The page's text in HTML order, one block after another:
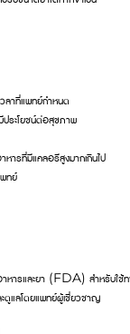
ลาที่แพทย์กำหนด
ระโยชน์ต่อสุขภาพ
หารที่มีแคลอรีสูงมากเกินไป
ทย์
หารและยา (FDA) สำหรับใช้ท
ดูแลโดยแพทย์ผู้เชี่ยวชาญ